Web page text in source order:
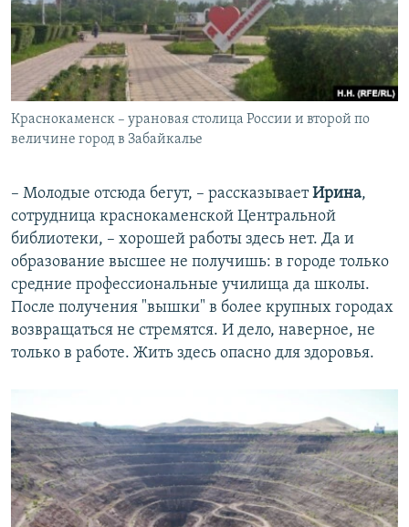
Краснокаменск – урановая столица России и второй по
величине город в Забайкалье
– Молодые отсюда бегут, – рассказываетИрина,
сотрудница краснокаменской Центральной
библиотеки, – хорошей работы здесь нет. Да и
образование высшее не получишь: в городе только
средние профессиональные училища да школы.
После получения "вышки" в более крупных городах
возвращаться не стремятся. И дело, наверное, не
только в работе. Жить здесь опасно для здоровья.